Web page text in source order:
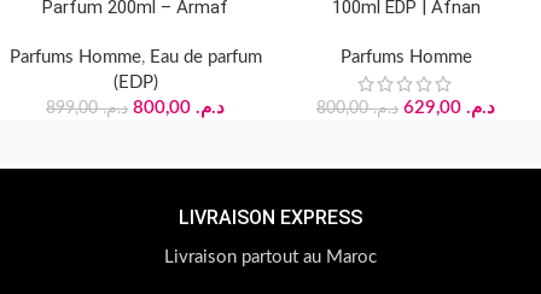
Parfum 200ml – Armaf
Parfums Homme, Eau de parfum
(EDP)
د.م.899,00 د.م.
100ml EDP | Afnan
Parfums Homme
د.م.800,00 د.م.
LIVRAISON EXPRESS
Livraison partout au Maroc